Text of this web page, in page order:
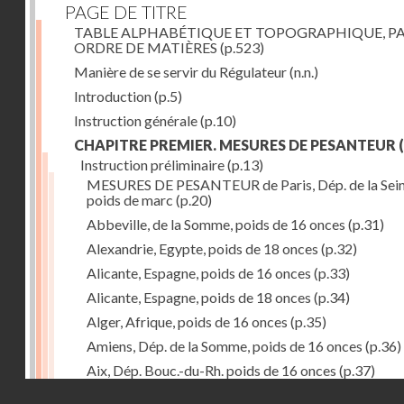
PAGE DE TITRE
TABLE ALPHABÉTIQUE ET TOPOGRAPHIQUE,
ORDRE DE MATIÈRES (p.523)
Manière de se servir du Régulateur(n.n.)
Introduction(p.5)
Instruction générale(p.10)
CHAPITRE PREMIER. MESURES DE PESANTEUR
Instruction préliminaire(p.13)
MESURES DE PESANTEUR de Paris, Dép. de la
poids de marc (p.20)
Abbeville, de la Somme, poids de 16 onces (p.31)
Alexandrie, Egypte, poids de 18 onces (p.32)
Alicante, Espagne, poids de 16 onces (p.33)
Alicante, Espagne, poids de 18 onces (p.34)
Alger, Afrique, poids de 16 onces (p.35)
Amiens, Dép. de la Somme, poids de 16 onces (p.36)
Aix, Dép. Bouc.-du-Rh. poids de 16 onces (p.37)